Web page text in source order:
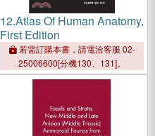
12.Atlas Of Human Anatomy,
First Edition
若需訂購本書，請電洽客服 02-
25006600[分機130、131]。